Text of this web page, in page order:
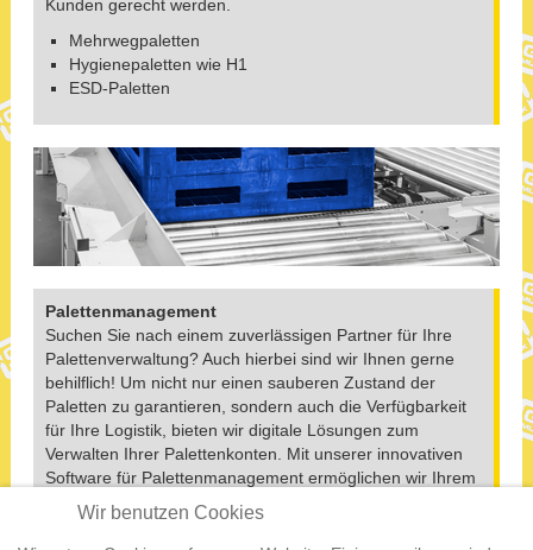
Kunden gerecht werden.
Mehrwegpaletten
Hygienepaletten wie H1
ESD-Paletten
Palettenmanagement
Suchen Sie nach einem zuverlässigen Partner für Ihre
Palettenverwaltung? Auch hierbei sind wir Ihnen gerne
behilflich! Um nicht nur einen sauberen Zustand der
Paletten zu garantieren, sondern auch die Verfügbarkeit
für Ihre Logistik, bieten wir digitale Lösungen zum
Verwalten Ihrer Palettenkonten. Mit unserer innovativen
Software für Palettenmanagement ermöglichen wir Ihrem
Unternehmen eine individuelle Palettenverwaltung, damit
Wir benutzen Cookies